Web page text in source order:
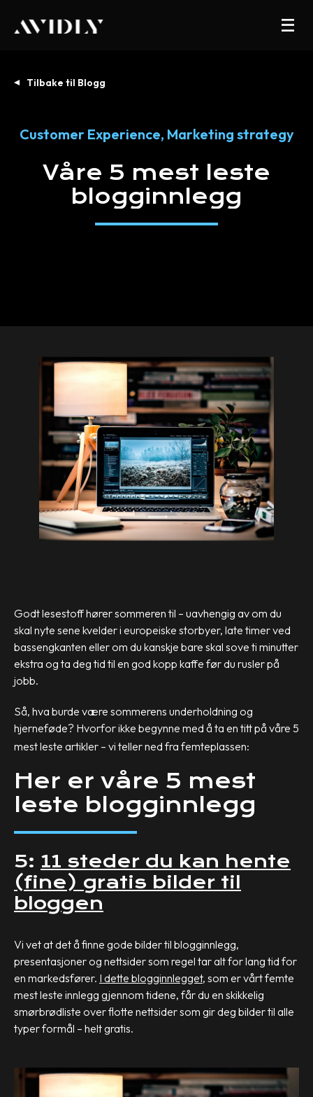
Tilbake til Blogg
Customer Experience, Marketing strategy
Våre 5 mest
leste
blogginnlegg
Godt lesestoff hører sommeren til – uavhengig av om du
skal nyte sene kvelder i europeiske storbyer, late timer ved
bassengkanten eller om du kanskje bare skal sove ti minutter
ekstra og ta deg tid til en god kopp kaffe før du rusler på
jobb.
Så, hva burde være sommerens underholdning og
hjerneføde? Hvorfor ikke begynne med å ta en titt på våre 5
mest leste artikler – vi teller ned fra femteplassen:
Her er våre 5 mest
leste blogginnlegg
5: 11 steder du kan hente
(fine) gratis bilder til
bloggen
Vi vet at det å finne gode bilder til blogginnlegg,
presentasjoner og nettsider som regel tar alt for lang tid for
en markedsfører. I dette blogginnlegget, som er vårt femte
mest leste innlegg gjennom tidene, får du en skikkelig
smørbrødliste over flotte nettsider som gir deg bilder til alle
typer formål – helt gratis.